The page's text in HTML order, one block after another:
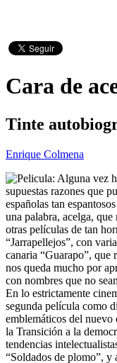
Cara de
Tinte
Enrique Colmena
Alguna vez
supuestas razones que
españolas tan
una palabra, acelga,
otras películas de tan
“Jarrapellejos”, con
canaria “Guarapo”, que
nos queda mucho por
con nombres que no
En lo estrictamente
segunda película como
emblemáticos del nuevo
la Transición a la
tendencias
“Soldados de plomo”, y